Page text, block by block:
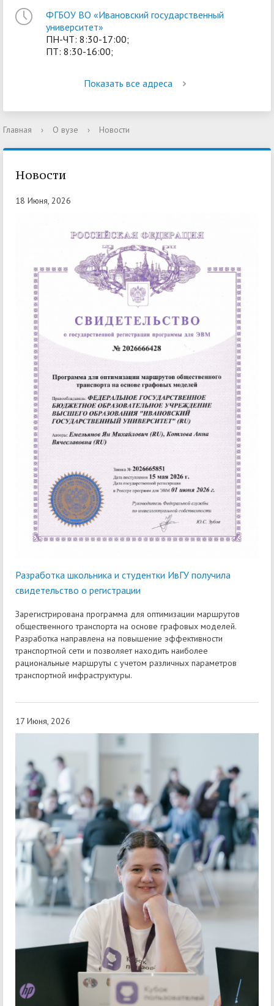
ФГБОУ ВО «Ивановский государственный
университет»
ПН-ЧТ: 8:30-17:00;
ПТ: 8:30-16:00;
Показать все адреса
Главная › О вузе › Новости
Новости
18 Июня, 2026
Разработка школьника и студентки ИвГУ получила
свидетельство о регистрации
Зарегистрирована программа для оптимизации маршрутов
общественного транспорта на основе графовых моделей.
Разработка направлена на повышение эффективности
транспортной сети и позволяет находить наиболее
рациональные маршруты с учетом различных параметров
транспортной инфраструктуры.
17 Июня, 2026